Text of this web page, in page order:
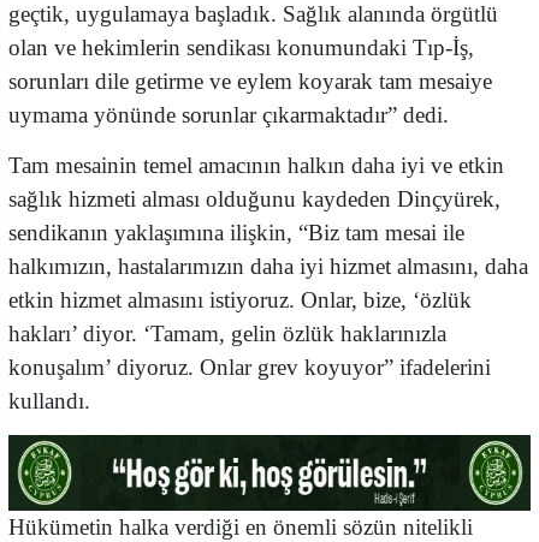
geçtik, uygulamaya başladık. Sağlık alanında örgütlü
olan ve hekimlerin sendikası konumundaki Tıp-İş,
sorunları dile getirme ve eylem koyarak tam mesaiye
uymama yönünde sorunlar çıkarmaktadır” dedi.
Tam mesainin temel amacının halkın daha iyi ve etkin
sağlık hizmeti alması olduğunu kaydeden Dinçyürek,
sendikanın yaklaşımına ilişkin, “Biz tam mesai ile
halkımızın, hastalarımızın daha iyi hizmet almasını, daha
etkin hizmet almasını istiyoruz. Onlar, bize, ‘özlük
hakları’ diyor. ‘Tamam, gelin özlük haklarınızla
konuşalım’ diyoruz. Onlar grev koyuyor” ifadelerini
kullandı.
Hükümetin halka verdiği en önemli sözün nitelikli